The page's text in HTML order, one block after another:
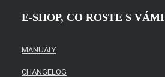
E-SHOP, CO ROSTE S VÁMI
MANUÁLY
CHANGELOG